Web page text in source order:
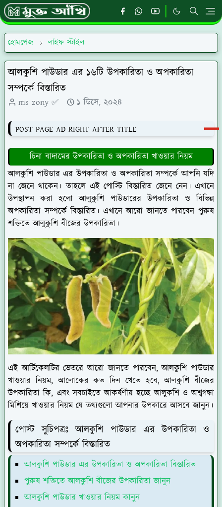
হোমপেজ লাইফ স্টাইল
আলকুশি পাউডার এর ১৬টি উপকারিতা ও অপকারিতা
সম্পর্কে বিস্তারিত
ms zony ✅ ১ ডিসে, ২০২৪
POST PAGE AD RIGHT AFTER TITLE
চিনা বাদামের উপকারিতা ও অপকারিতা খাওয়ার নিয়ম
আলকুশি পাউডার এর উপকারিতা ও অপকারিতা সম্পর্কে আপনি যদি
না জেনে থাকেন। তাহলে এই পোস্টি বিস্তারিত জেনে নেন। এখানে
উপস্থাপন করা হলো আলুকুশি পাউডারের উপকারিতা ও বিভিন্ন
অপকারিতা সম্পর্কে বিস্তারিত। এখানে আরো জানতে পারবেন পুরুষ
শক্তিতে আলুকুশি বীজের উপকারিতা।
এই আর্টিকেলটির ভেতরে আরো জানতে পারবেন, আলকুশি পাউডার
খাওয়ার নিয়ম, আলোকের কত দিন খেতে হবে, আলকুশি বীজের
উপকারিতা কি, এবং সবচাইতে আকর্ষণীয় হচ্ছে আলুকশি ও অশ্বগন্ধা
মিশিয়ে খাওয়ার নিয়ম যে তথ্যগুলো আপনার উপকারে আসবে জানুন।
পোস্ট সুচিপত্রঃ আলকুশি পাউডার এর উপকারিতা ও
অপকারিতা সম্পর্কে বিস্তারিত
আলকুশি পাউডার এর উপকারিতা ও অপকারিতা বিস্তারিত
পুরুষ শক্তিতে আলকুশি বীজের উপকারিতা জানুন
আলকুশি পাউডার খাওয়ার নিয়ম কানুন